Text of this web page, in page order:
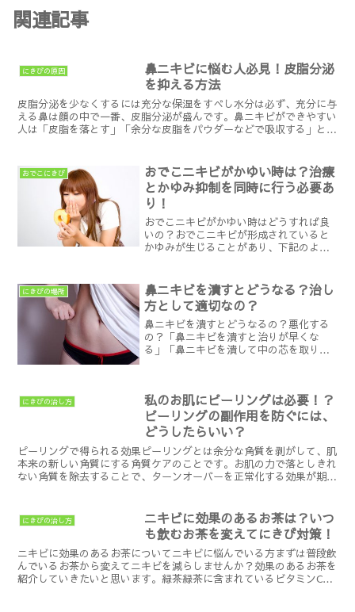
関連記事
にきびの原因
鼻ニキビに悩む人必見！皮脂分泌
を抑える方法
皮脂分泌を少なくするには充分な保湿をすべし水分は必ず、充分に与
える鼻は顔の中で一番、皮脂分泌が盛んです。鼻ニキビができやすい
人は「皮脂を落とす」「余分な皮脂をパウダーなどで吸収する」と言
おでこにきび
おでこニキビがかゆい時は？治療
とかゆみ抑制を同時に行う必要あ
り！
おでこニキビがかゆい時はどうすれば良
いの？おでこニキビが形成されていると
かゆみが生じることがあり、下記のよう
る 肌の潤いが失われて乾燥している 角質
の免疫力が低下して...
にきびの場所
鼻ニキビを潰すとどうなる？治し
方として適切なの？
鼻ニキビを潰すとどうなるの？悪化する
の？「鼻ニキビを潰すと治りが早くな
る」「鼻ニキビを潰して中の芯を取り除
くる」⇒「繰り返してどんど...
にきびの治し方
私のお肌にピーリングは必要！？
ピーリングの副作用を防ぐには、
どうしたらいい？
ピーリングで得られる効果ピーリングとは余分な角質を剥がして、肌
本来の新しい角質にする角質ケアのことです。お肌の力で落としきれ
ない角質を除去することで、ターンオーバーを正常化する効果が期待
にきびの治し方
ニキビに効果のあるお茶は？いつ
も飲むお茶を変えてにきび対策！
ニキビに効果のあるお茶についてニキビに悩んでいる方まずは普段飲
んでいるお茶から変えてニキビを減らしませんか？効果のあるお茶を
紹介していきたいと思います。緑茶緑茶に含まれているビタミンCが